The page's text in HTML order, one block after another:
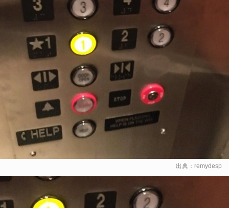
出典： remydesp